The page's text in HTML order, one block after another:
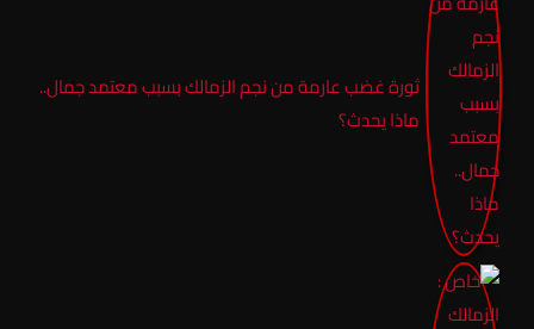
ثورة غضب عارمة من نجم الزمالك بسبب معتمد جمال..
ماذا يحدث؟